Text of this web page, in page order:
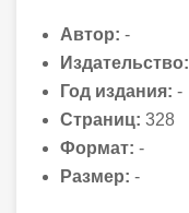
Автор: -
Издательство:
Год издания: -
Страниц: 328
Формат: -
Размер: -